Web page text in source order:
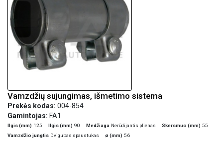
Vamzdžių sujungimas, išmetimo sistema
Prekės kodas: 004-854
Gamintojas: FA1
Ilgis (mm) 125 Ilgis (mm) 90 Medžiaga Nerūdijantis plienas Skersmuo (mm) 55
Vamzdžio jungtis Dvigubas spaustukas ø (mm) 56